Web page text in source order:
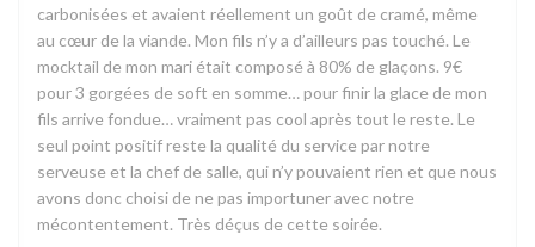
carbonisées et avaient réellement un goût de cramé, même
au cœur de la viande. Mon fils n’y a d’ailleurs pas touché. Le
mocktail de mon mari était composé à 80% de glaçons. 9€
pour 3 gorgées de soft en somme… pour finir la glace de mon
fils arrive fondue… vraiment pas cool après tout le reste. Le
seul point positif reste la qualité du service par notre
serveuse et la chef de salle, qui n’y pouvaient rien et que nous
avons donc choisi de ne pas importuner avec notre
mécontentement. Très déçus de cette soirée.